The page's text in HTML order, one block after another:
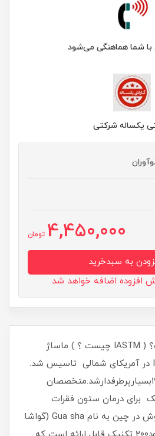
با شما هماهنگی می‌شود
یکساله شرکتی
4,450,000 تومان
ماساژ گراستون چیست؟ ( IASTM چیست ؟ ) ماساژ
گراستون یا ابزار IASTM در آمریکای شمالی تاسیس شد.
که البته در دهه ی ۱۹۸۰بسیارپرطرفدارشد.متخصصان
برای درمان ستون فقرات
استفاده میکنند. این روش در چین به نام Gua sha (گواشا